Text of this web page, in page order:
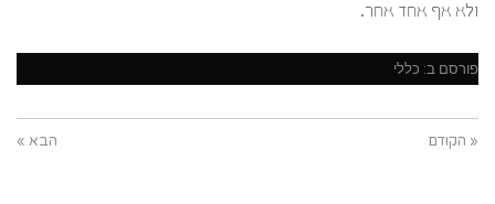
ולא אף אחד אחר.
פורסם ב: כללי
« הקודם הבא »